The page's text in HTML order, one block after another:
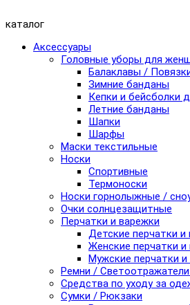
каталог
Аксессуары
Головные уборы для
Балаклавы /
Зимние банданы
Кепки и бейсболки
Летние банданы
Шапки
Шарфы
Маски текстильные
Носки
Спортивные
Термоноски
Носки горнолыжные /
Очки солнцезащитные
Перчатки и варежки
Детские перчатки и
Женские перчатки и
Мужские перчатки и
Ремни /
Средства по уходу за
Сумки / Рюкзаки